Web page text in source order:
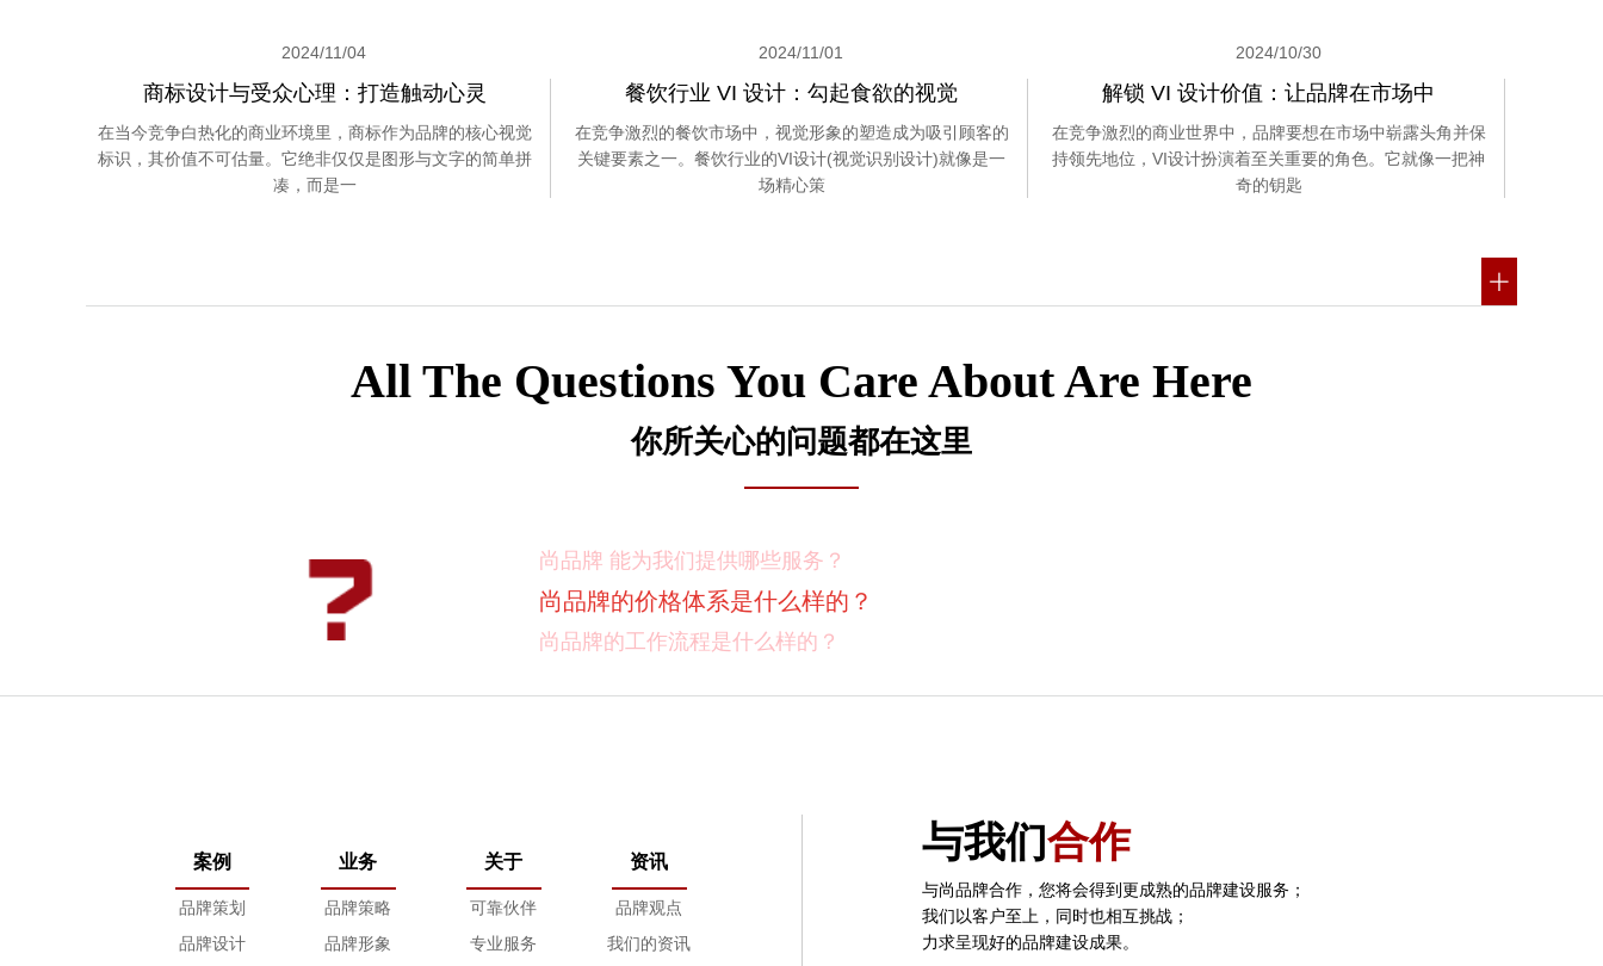
2024/11/04
商标设计与受众心理：打造触动心灵
在当今竞争白热化的商业环境里，商标作为品牌的核心视觉
标识，其价值不可估量。它绝非仅仅是图形与文字的简单拼
凑，而是一
2024/11/01
餐饮行业 VI 设计：勾起食欲的视觉
在竞争激烈的餐饮市场中，视觉形象的塑造成为吸引顾客的
关键要素之一。餐饮行业的VI设计(视觉识别设计)就像是一
场精心策
2024/10/30
解锁 VI 设计价值：让品牌在市场中
在竞争激烈的商业世界中，品牌要想在市场中崭露头角并保
持领先地位，VI设计扮演着至关重要的角色。它就像一把神
奇的钥匙
All The Questions You Care About Are Here
你所关心的问题都在这里
尚品牌 能为我们提供哪些服务？
尚品牌的价格体系是什么样的？
尚品牌的工作流程是什么样的？
项目启动之前您需要给我们提供什么资料？
项目启动之前您需要给我们提供什么资料？
案例
品牌策划
品牌设计
业务
品牌策略
品牌形象
关于
可靠伙伴
专业服务
资讯
品牌观点
我们的资讯
与我们合作
与尚品牌合作，您将会得到更成熟的品牌建设服务；
我们以客户至上，同时也相互挑战；
力求呈现好的品牌建设成果。